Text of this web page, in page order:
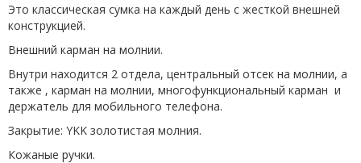
Это классическая сумка на каждый день с жесткой внешней
конструкцией.
Внешний карман на молнии.
Внутри находится 2 отдела, центральный отсек на молнии, а
также , карман на молнии, многофункциональный карман и
держатель для мобильного телефона.
Закрытие: YKK золотистая молния.
Кожаные ручки.